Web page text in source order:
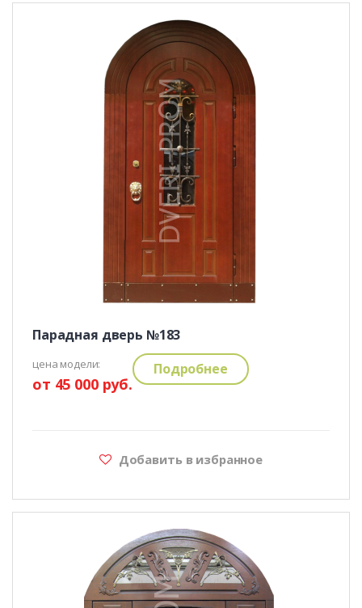
Парадная дверь №183
цена модели:
от 45 000 руб.
Подробнее
Добавить в избранное